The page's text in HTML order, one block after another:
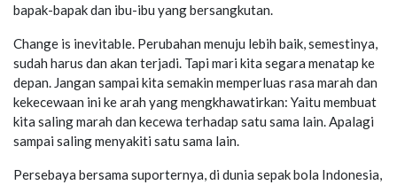
bapak-bapak dan ibu-ibu yang bersangkutan.
Change is inevitable. Perubahan menuju lebih baik, semestinya,
sudah harus dan akan terjadi. Tapi mari kita segara menatap ke
depan. Jangan sampai kita semakin memperluas rasa marah dan
kekecewaan ini ke arah yang mengkhawatirkan: Yaitu membuat
kita saling marah dan kecewa terhadap satu sama lain. Apalagi
sampai saling menyakiti satu sama lain.
Persebaya bersama suporternya, di dunia sepak bola Indonesia,